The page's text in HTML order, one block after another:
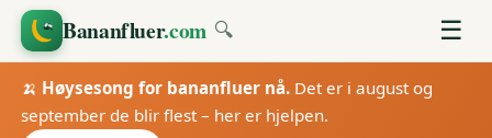
Bananfluer.com 🔍 ☰
🍌 Høysesong for bananfluer nå. Det er i august og
september de blir flest – her er hjelpen.